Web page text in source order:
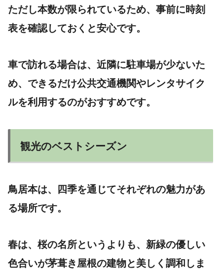
ただし本数が限られているため、事前に時刻
表を確認しておくと安心です。
車で訪れる場合は、近隣に駐車場が少ないた
め、できるだけ公共交通機関やレンタサイク
ルを利用するのがおすすめです。
観光のベストシーズン
鳥居本は、四季を通じてそれぞれの魅力があ
る場所です。
春は、桜の名所というよりも、新緑の優しい
色合いが茅葺き屋根の建物と美しく調和しま